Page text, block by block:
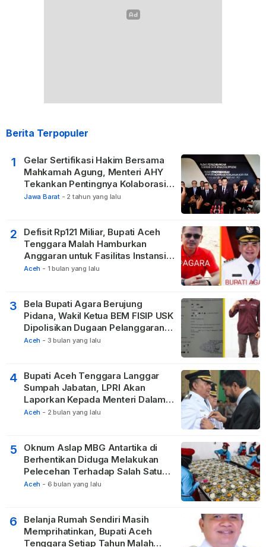
Berita Terpopuler
1
Gelar Sertifikasi Hakim Bersama
Mahkamah Agung, Menteri AHY
Tekankan Pentingnya Kolaborasi
untuk Hadirkan Keadilan bagi
Jawa Barat - 2 tahun yang lalu
2
Defisit Rp121 Miliar, Bupati Aceh
Tenggara Malah Hamburkan
Anggaran untuk Fasilitas Instansi
Vertikal
Aceh - 1 bulan yang lalu
3
Bela Bupati Agara Berujung
Pidana, Wakil Ketua BEM FISIP USK
Dipolisikan Dugaan Pelanggaran
Privasi dan UU ITE
Aceh - 3 bulan yang lalu
4
Bupati Aceh Tenggara Langgar
Sumpah Jabatan, LPRI Akan
Laporkan Kepada Menteri Dalam
Negeri
Aceh - 2 bulan yang lalu
5
Oknum Aslap MBG Antartika di
Berhentikan Diduga Melakukan
Pelecehan Terhadap Salah Satu
Relawan
Aceh - 6 bulan yang lalu
6
Belanja Rumah Sendiri Masih
Memprihatinkan, Bupati Aceh
Tenggara Setiap Tahun Malah